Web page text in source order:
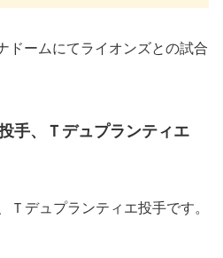
ドームにてライオンズとの試合
手、Ｔデュプランティエ
Ｔデュプランティエ投手です。